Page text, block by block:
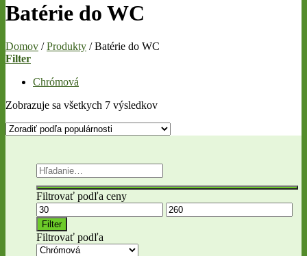
Batérie do WC
Domov / Produkty /Batérie do WC
Filter
Chrómová
Zobrazuje sa všetkych 7 výsledkov
Filtrovať podľa ceny
Minimálna
cena
Maximálna
cena
Filter
Filtrovať podľa